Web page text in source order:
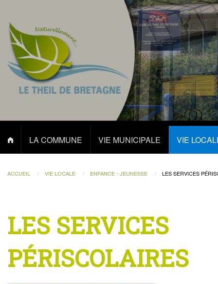
LA COMMUNE VIE MUNICIPALE VIE
ACCUEIL VIE LOCALE ENFANCE - JEUNESSE LES SERVICES
LES SERVICES
PÉRISCOLAIRES